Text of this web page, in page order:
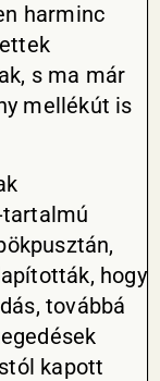
harminc
s ma már
mellékút is
hogy
továbbá
kapott